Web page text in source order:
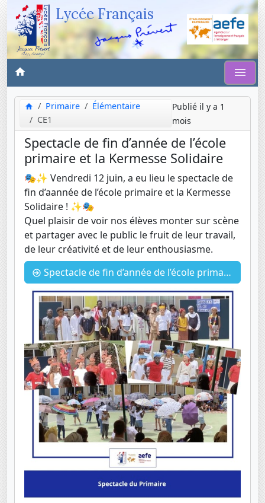
Lycée Français
Primaire
Élémentaire
CE1
Publié il y a 1
mois
Spectacle de fin d’année de l’école
primaire et la Kermesse Solidaire
🎭✨ Vendredi 12 juin, a eu lieu le spectacle de
fin d’aannée de l’école primaire et la Kermesse
Solidaire ! ✨🎭
Quel plaisir de voir nos élèves monter sur scène
et partager avec le public le fruit de leur travail,
de leur créativité et de leur enthousiasme.
Spectacle de fin d’année de l’école primaire et la Kermesse Solidaire